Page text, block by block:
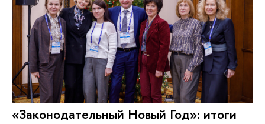
«Законодательный Новый Год»: итоги